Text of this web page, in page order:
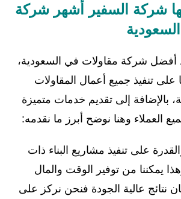
شركة السفير أشهر شركة
أفضل شركة مقاولات في السعودية،
على تنفيذ جميع أعمال المقاولات
بالإضافة إلى تقديم خدمات متميزة
العملاء وهنا نوضح أبرز ما نقدمه:
على تنفيذ مشاريع البناء ذات
يمكننا من توفير الوقت والمال
نتائج عالية الجودة فنحن نركز على